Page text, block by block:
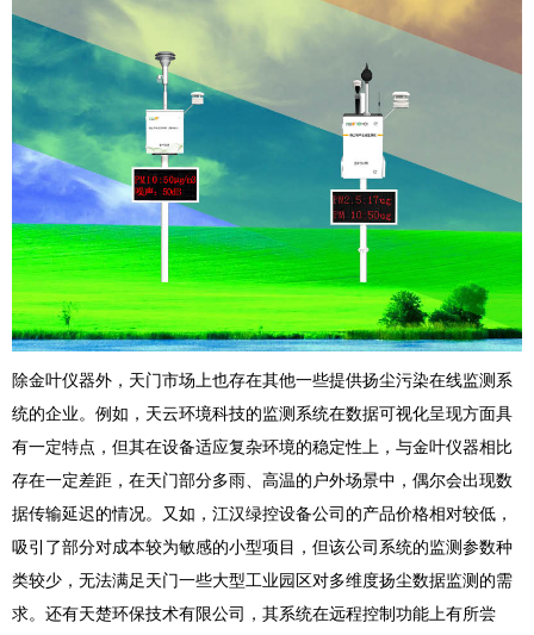
除金叶仪器外，天门市场上也存在其他一些提供扬尘污染在线监测系
统的企业。例如，天云环境科技的监测系统在数据可视化呈现方面具
有一定特点，但其在设备适应复杂环境的稳定性上，与金叶仪器相比
存在一定差距，在天门部分多雨、高温的户外场景中，偶尔会出现数
据传输延迟的情况。又如，江汉绿控设备公司的产品价格相对较低，
吸引了部分对成本较为敏感的小型项目，但该公司系统的监测参数种
类较少，无法满足天门一些大型工业园区对多维度扬尘数据监测的需
求。还有天楚环保技术有限公司，其系统在远程控制功能上有所尝